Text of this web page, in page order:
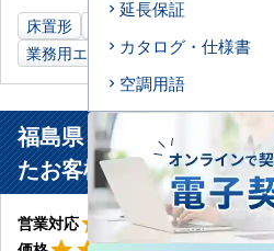
床置形 10馬力 プラスチック製品
業務用エアコン
福島県 いわき市 食料品
たお客様より
営業対応 星5
star star starstarstar工事対応
延長保証
カタログ・仕様書
空調用語